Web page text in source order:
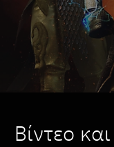
Βίντεο